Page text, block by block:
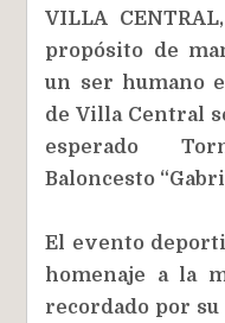
VILLA
propósito de
un ser humano
de Villa Central
esperado
Baloncesto
El evento
homenaje a la
recordado por